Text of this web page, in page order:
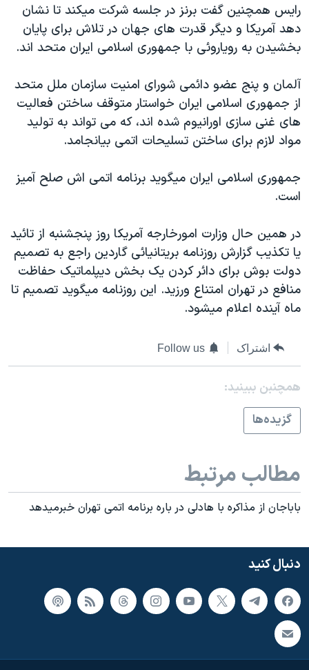
رايس همچنين گفت برنز در جلسه شرکت ميکند تا نشان
دهد آمريکا و ديگر قدرت های جهان در تلاش برای پايان
بخشيدن به روياروئی با جمهوری اسلامی ايران متحد اند.
آلمان و پنج عضو دائمی شورای امنيت سازمان ملل متحد
از جمهوری اسلامی ايران خواستار متوقف ساختن فعاليت
های غنی سازی اورانيوم شده اند، که می تواند به توليد
مواد لازم برای ساختن تسليحات اتمی بيانجامد.
جمهوری اسلامی ايران ميگويد برنامه اتمی اش صلح آميز
است.
در همين حال وزارت امورخارجه آمريکا روز پنجشنبه از تائيد
يا تکذيب گزارش روزنامه بريتانيائی گاردين راجع به تصميم
دولت بوش برای دائر کردن يک بخش ديپلماتيک حفاظت
منافع در تهران امتناع ورزيد. اين روزنامه ميگويد تصميم تا
ماه آينده اعلام ميشود.
اشتراک Follow us
همچنبن ببینید:
گزيده‌ها
مطالب مرتبط
باباجان از مذاکره با هادلی در باره برنامه اتمی تهران خبرميدهد
دنبال کنید